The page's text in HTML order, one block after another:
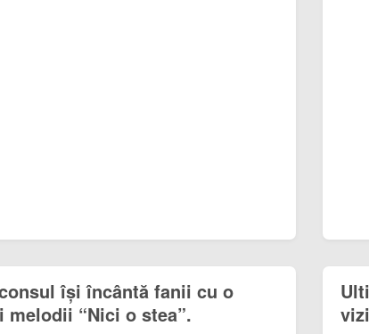
își încântă fanii cu o
“Nici o stea”.